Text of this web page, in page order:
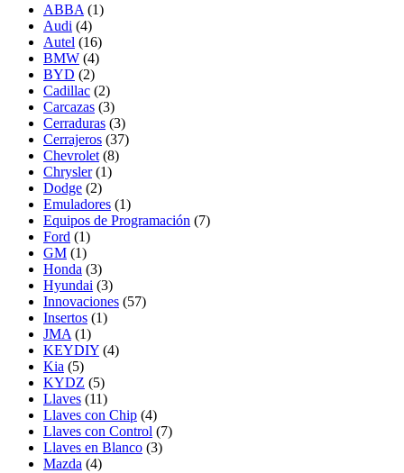
ABBA (1)
Audi (4)
Autel (16)
BMW (4)
BYD (2)
Cadillac (2)
Carcazas (3)
Cerraduras (3)
Cerrajeros (37)
Chevrolet (8)
Chrysler (1)
Dodge (2)
Emuladores (1)
Equipos de Programación (7)
Ford (1)
GM (1)
Honda (3)
Hyundai (3)
Innovaciones (57)
Insertos (1)
JMA (1)
KEYDIY (4)
Kia (5)
KYDZ (5)
Llaves (11)
Llaves con Chip (4)
Llaves con Control (7)
Llaves en Blanco (3)
Mazda (4)